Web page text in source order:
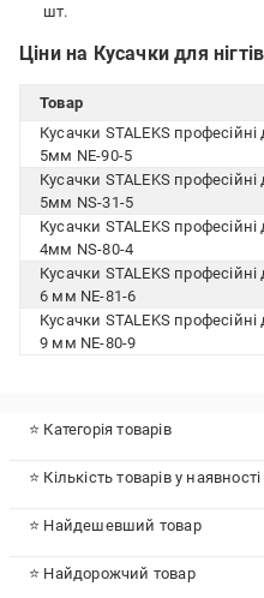
шт.
Ціни на Кусачки для
Товар
Кусачки STALEKS
5мм NE-90-5
Кусачки STALEKS
5мм NS-31-5
Кусачки STALEKS
4мм NS-80-4
Кусачки STALEKS професійні
6 мм NE-81-6
Кусачки STALEKS
9 мм NE-80-9
⭐ Категорія товарів
⭐ Кількість товарів у наявності
⭐ Найдешевший товар
⭐ Найдорожчий товар